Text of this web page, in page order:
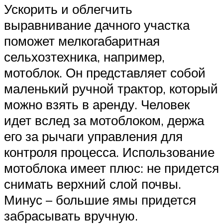
Ускорить и облегчить
выравнивание дачного участка
поможет мелкогабаритная
сельхозтехника, например,
мотоблок. Он представляет собой
маленький ручной трактор, который
можно взять в аренду. Человек
идет вслед за мотоблоком, держа
его за рычаги управления для
контроля процесса. Использование
мотоблока имеет плюс: не придется
снимать верхний слой почвы.
Минус – большие ямы придется
забрасывать вручную.